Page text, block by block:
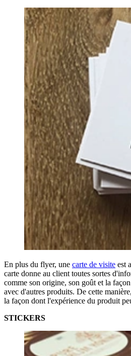
En plus du flyer, une carte de visite est
carte donne au client toutes sortes
comme son origine, son goût et la
avec d'autres produits. De cette
la façon dont l'expérience du produit
STICKERS